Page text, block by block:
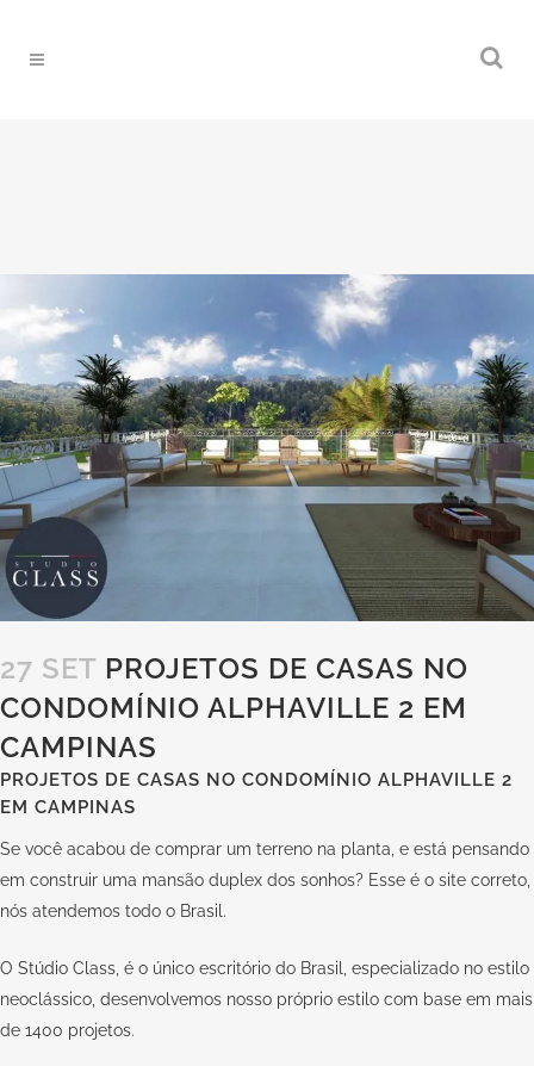
27 SET PROJETOS DE CASAS NO
CONDOMÍNIO ALPHAVILLE 2 EM
CAMPINAS
PROJETOS DE CASAS NO CONDOMÍNIO ALPHAVILLE 2
EM CAMPINAS
Se você acabou de comprar um terreno na planta, e está pensando
em construir uma mansão duplex dos sonhos? Esse é o site correto,
nós atendemos todo o Brasil.
O Stúdio Class, é o único escritório do Brasil, especializado no estilo
neoclássico, desenvolvemos nosso próprio estilo com base em mais
de 1400 projetos.